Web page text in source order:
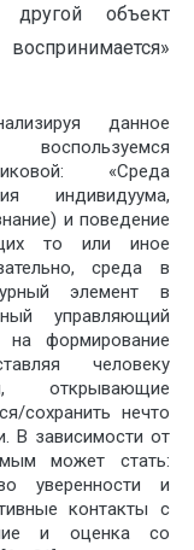
объект
данное
«Среда
индивидуума,
и поведение
то или иное
среда в
элемент в
управляющий
на формирование
человеку
открывающие
сохранить нечто
В зависимости от
может стать:
уверенности и
контакты с
и оценка со